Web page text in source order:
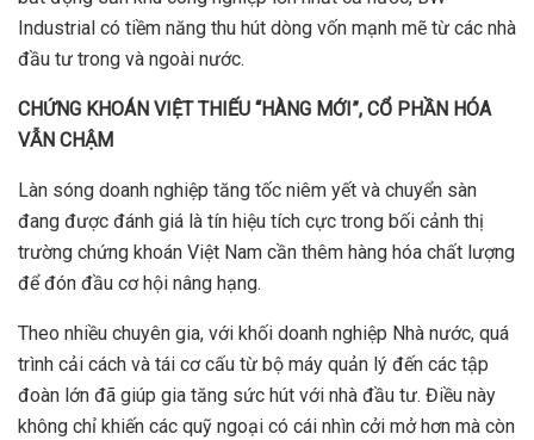
Industrial có tiềm năng thu hút dòng vốn mạnh mẽ từ các nhà
đầu tư trong và ngoài nước.
CHỨNG KHOÁN VIỆT THIẾU “HÀNG MỚI”, CỔ PHẦN HÓA
VẪN CHẬM
Làn sóng doanh nghiệp tăng tốc niêm yết và chuyển sàn
đang được đánh giá là tín hiệu tích cực trong bối cảnh thị
trường chứng khoán Việt Nam cần thêm hàng hóa chất lượng
để đón đầu cơ hội nâng hạng.
Theo nhiều chuyên gia, với khối doanh nghiệp Nhà nước, quá
trình cải cách và tái cơ cấu từ bộ máy quản lý đến các tập
đoàn lớn đã giúp gia tăng sức hút với nhà đầu tư. Điều này
không chỉ khiến các quỹ ngoại có cái nhìn cởi mở hơn mà còn